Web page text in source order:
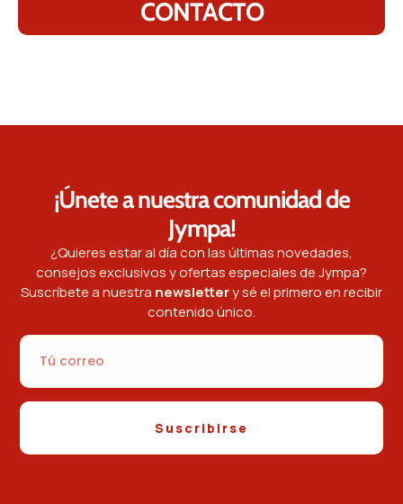
CONTACTO
¡Únete a nuestra comunidad de
Jympa!
¿Quieres estar al día con las últimas novedades,
consejos exclusivos y ofertas especiales de Jympa?
Suscríbete a nuestra newslettery sé el primero en recibir
contenido único.
Suscribirse